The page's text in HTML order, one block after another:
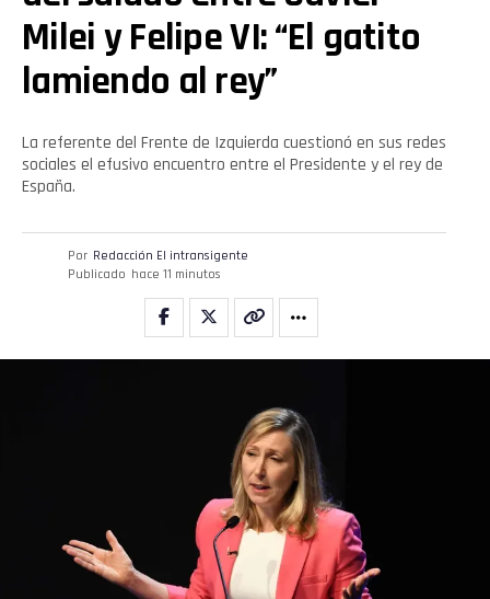
Milei y Felipe VI: “El gatito
lamiendo al rey”
La referente del Frente de Izquierda cuestionó en sus redes
sociales el efusivo encuentro entre el Presidente y el rey de
España.
Por Redacción El intransigente
Publicado hace 11 minutos